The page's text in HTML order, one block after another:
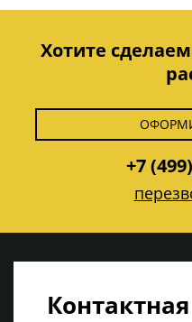
Хотите
+7